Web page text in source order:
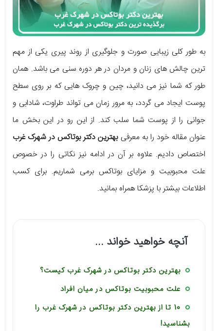
به طور کلی زیبایی صورت و جلوگیری از روند پیری یکی از مهم‌
ترین چالش‌ های زنان و مردان در هر دوره‌ سنی می‌ باشد. همان
طور که شما نیز می‌ دانید، چین و چروک هایی که بر روی سطح
پوست ایجاد می‌ گردد، به مرور زمان می‌ تواند طراوت، شادابی و
جوانی را از پوست شما سلب کند. از این رو در این بخش ما
عنوان مقاله‌ خود را به معرفیبهترین دکتر بوتاکس در شهرک غرب
اختصاص دادیم. علاوه بر آن در ادامه نیز نکاتی را در خصوص
علت محبوبیت و مزایای بوتاکس برمی‌ شماریم. برای کسب
اطلاعات بیشتر با پزشکا همراه بمانید.
آنچه خواهید خواند ...
بهترین دکتر بوتاکس در شهرک غرب کیست؟
علت محبوبیت بوتاکس در میان افراد
10 تا از بهترین دکتر بوتاکس در شهرک غرب را
بشناسید!